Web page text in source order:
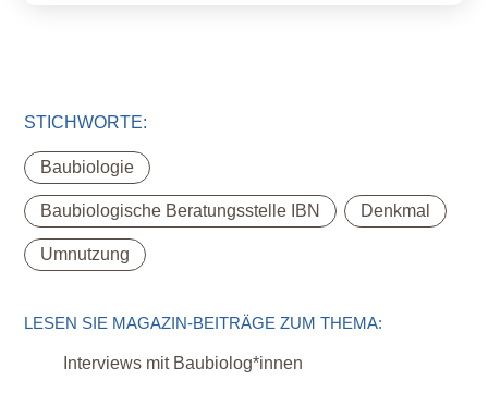
STICHWORTE:
Baubiologie
Baubiologische Beratungsstelle IBN , Denkmal
Umnutzung
LESEN SIE MAGAZIN-BEITRÄGE ZUM THEMA:
Interviews mit Baubiolog*innen